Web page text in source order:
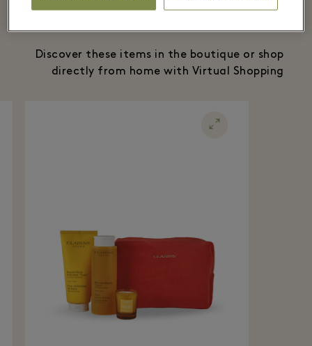
skincare
Discover these items in the boutique or shop
directly from home with Virtual Shopping